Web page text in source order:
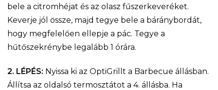
bele a citromhéjat és az olasz fűszerkeveréket.
Keverje jól össze, majd tegye bele a báránybordát,
hogy megfelelően ellepje a pác. Tegye a
hűtőszekrénybe legalább 1 órára.
2. LÉPÉS: Nyissa ki az OptiGrillt a Barbecue állásban.
Állítsa az oldalsó termosztátot a 4. állásba. Ha